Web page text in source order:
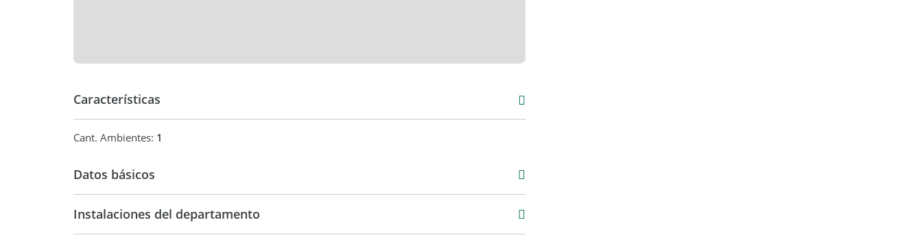
Características
Cant. Ambientes: 1
Datos básicos
Departamento
Temporal
Instalaciones del departamento